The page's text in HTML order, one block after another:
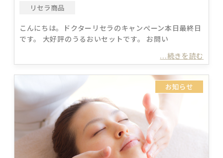
リセラ商品
こんにちは。ドクターリセラのキャンぺーン本日最終日
です。 大好評のうるおいセットです。 お問い
...続きを読む
お知らせ